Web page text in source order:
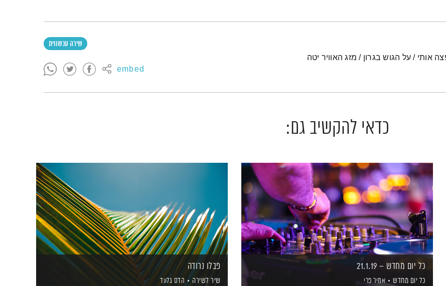
שירה עכשווית
embed
אותי / על הגוש בגרון / מזג האוויר יטה
כדאי להקשיב גם:
כל יום מחדש – 21.1.19
כל יום מחדש אמיר פרי
פבלו נרודה
שיר לשירה הדס גלעד